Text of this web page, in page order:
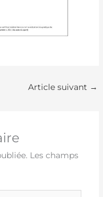
Article suivant →
Les champs